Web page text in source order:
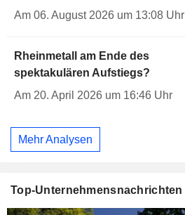
Am 06. August 2026 um 13:08 Uhr
Rheinmetall am Ende des
spektakulären Aufstiegs?
Am 20. April 2026 um 16:46 Uhr
Mehr Analysen
Top-Unternehmensnachrichten